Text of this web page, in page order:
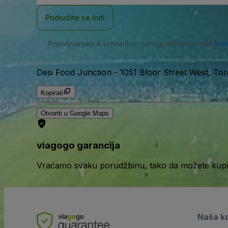
Pridružite se listi
Prijavljivanjem ili kreiranjem naloga prihvatate naš
Desi Food Junction - 1051 Bloor Street West,
Kopirati
Otvoriti u Google Maps
viagogo garancija
Vraćamo svaku porudžbinu, tako da možete
Naša